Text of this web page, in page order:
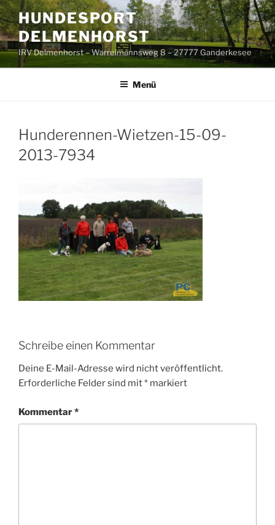
Zum
Inhalt
springen
HUNDESPORT
DELMENHORST
IRV Delmenhorst – Warrelmannsweg 8 – 27777 Ganderkesee
Menü
Hunderennen-Wietzen-15-09-
2013-7934
Schreibe einen Kommentar
Deine E-Mail-Adresse wird nicht veröffentlicht.
Erforderliche Felder sind mit* markiert
Kommentar*